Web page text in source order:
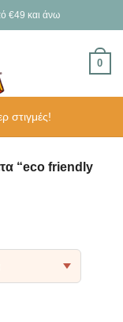
€49 και άνω
0
στιγμές!
“eco friendly